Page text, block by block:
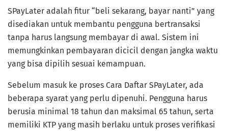
SPayLater adalah fitur “beli sekarang, bayar nanti” yang
disediakan untuk membantu pengguna bertransaksi
tanpa harus langsung membayar di awal. Sistem ini
memungkinkan pembayaran dicicil dengan jangka waktu
yang bisa dipilih sesuai kemampuan.
Sebelum masuk ke proses Cara Daftar SPayLater, ada
beberapa syarat yang perlu dipenuhi. Pengguna harus
berusia minimal 18 tahun dan maksimal 65 tahun, serta
memiliki KTP yang masih berlaku untuk proses verifikasi